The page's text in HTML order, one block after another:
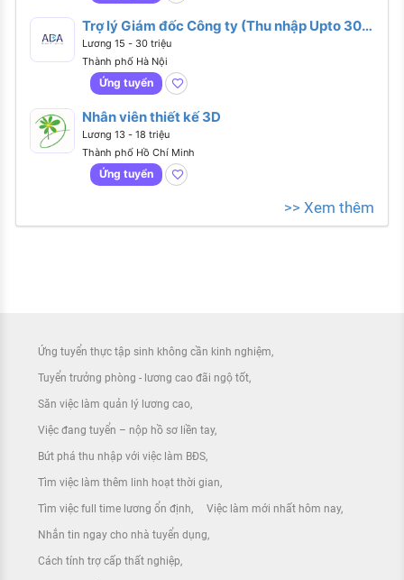
Trợ lý Giám đốc Công ty (Thu nhập Upto 30
triệu)
Lương 15 - 30 triệu
Thành phố Hà Nội
Ứng tuyển
Nhân viên thiết kế 3D
Lương 13 - 18 triệu
Thành phố Hồ Chí Minh
Ứng tuyển
>> Xem thêm
Ứng tuyển thực tập sinh không cần kinh nghiệm
Tuyển trưởng phòng - lương cao đãi ngộ tốt
Săn việc làm quản lý lương cao
Việc đang tuyển – nộp hồ sơ liền tay
Bứt phá thu nhập với việc làm BĐS
Tìm việc làm thêm linh hoạt thời gian
Tìm việc full time lương ổn định Việc làm mới nhất hôm nay
Nhắn tin ngay cho nhà tuyển dụng
Cách tính trợ cấp thất nghiệp